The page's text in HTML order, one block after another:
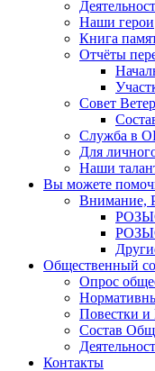
Наши герои
Книга
Отчёты
Совет
Служба в
Для
Наши
Вы можете
Общественный
Опрос
Повестки и
Состав
Контакты